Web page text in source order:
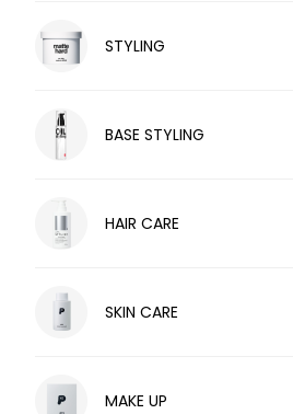
STYLING
BASE STYLING
HAIR CARE
SKIN CARE
MAKE UP